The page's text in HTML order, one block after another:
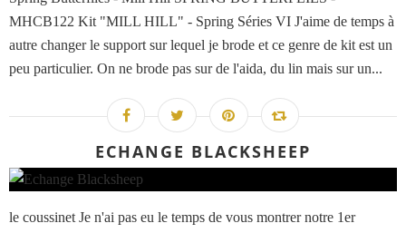
MHCB122 Kit "MILL HILL" - Spring Séries VI J'aime de temps à
autre changer le support sur lequel je brode et ce genre de kit est un
peu particulier. On ne brode pas sur de l'aida, du lin mais sur un...
ECHANGE BLACKSHEEP
le coussinet Je n'ai pas eu le temps de vous montrer notre 1er